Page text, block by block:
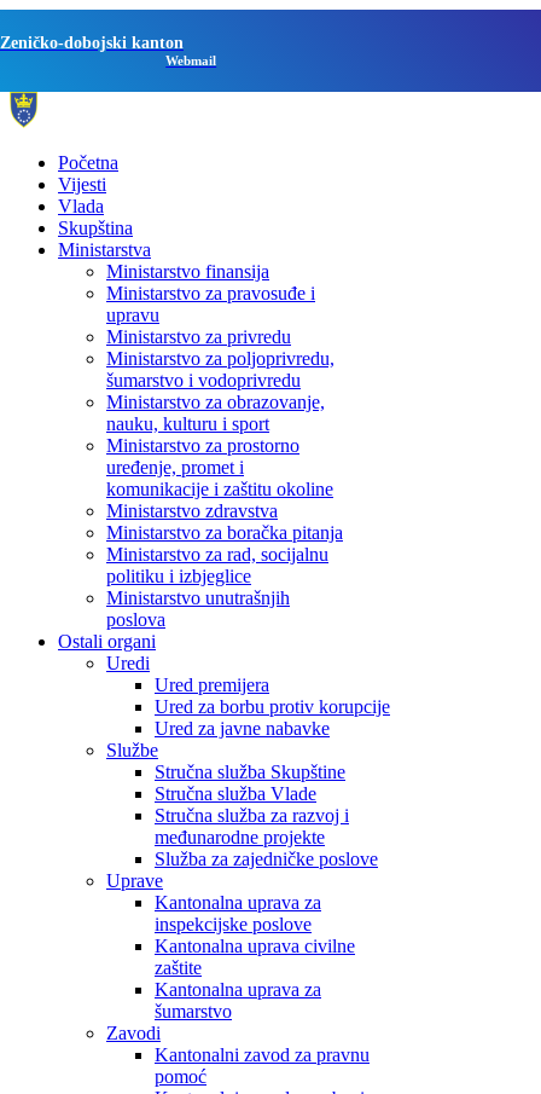
Zeničko-dobojski kanton
Webmail
Početna
Vijesti
Vlada
Skupština
Ministarstva
Ministarstvo finansija
Ministarstvo za pravosuđe i
upravu
Ministarstvo za privredu
Ministarstvo za poljoprivredu,
šumarstvo i vodoprivredu
Ministarstvo za obrazovanje,
nauku, kulturu i sport
Ministarstvo za prostorno
uređenje, promet i
komunikacije i zaštitu okoline
Ministarstvo zdravstva
Ministarstvo za boračka pitanja
Ministarstvo za rad, socijalnu
politiku i izbjeglice
Ministarstvo unutrašnjih
poslova
Ostali organi
Uredi
Ured premijera
Ured za borbu protiv korupcije
Ured za javne nabavke
Službe
Stručna služba Skupštine
Stručna služba Vlade
Stručna služba za razvoj i
međunarodne projekte
Služba za zajedničke poslove
Uprave
Kantonalna uprava za
inspekcijske poslove
Kantonalna uprava civilne
zaštite
Kantonalna uprava za
šumarstvo
Zavodi
Kantonalni zavod za pravnu
pomoć